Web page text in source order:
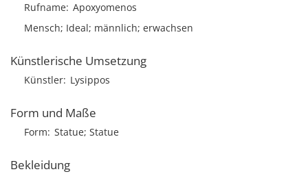
Rufname Apoxyomenos
Mensch; Ideal; männlich; erwachsen
Künstlerische Umsetzung
Künstler Lysippos
Form und Maße
Form Statue; Statue
Bekleidung